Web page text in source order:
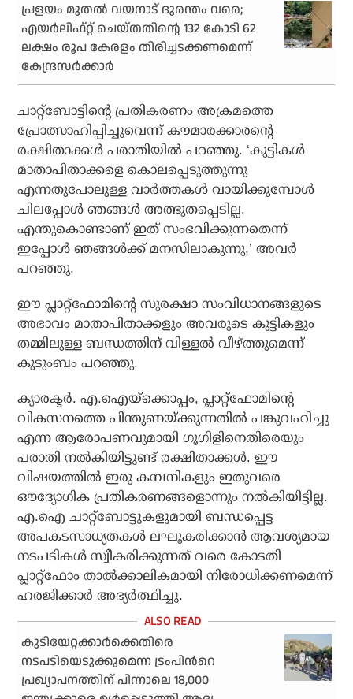
പ്രളയം മുതല്‍ വയനാട് ദുരന്തം വരെ;
എയര്‍ലിഫ്റ്റ് ചെയ്തതിന്റെ 132 കോടി 62
ലക്ഷം രൂപ കേരളം തിരിച്ചടക്കണമെന്ന്
കേന്ദ്രസര്‍ക്കാര്‍
ചാറ്റ്ബോട്ടിൻ്റെ പ്രതികരണം അക്രമത്തെ
പ്രോത്സാഹിപ്പിച്ചുവെന്ന് കൗമാരക്കാരന്റെ
രക്ഷിതാക്കൾ പരാതിയിൽ പറഞ്ഞു. ‘കുട്ടികൾ
മാതാപിതാക്കളെ കൊലപ്പെടുത്തുന്നു
എന്നതുപോലുള്ള വാർത്തകൾ വായിക്കുമ്പോൾ
ചിലപ്പോൾ ഞങ്ങൾ അത്ഭുതപ്പെടില്ല.
എന്തുകൊണ്ടാണ് ഇത് സംഭവിക്കുന്നതെന്ന്
ഇപ്പോൾ ഞങ്ങൾക്ക് മനസിലാകുന്നു,’ അവർ
പറഞ്ഞു.
ഈ പ്ലാറ്റ്‌ഫോമിൻ്റെ സുരക്ഷാ സംവിധാനങ്ങളുടെ
അഭാവം മാതാപിതാക്കളും അവരുടെ കുട്ടികളും
തമ്മിലുള്ള ബന്ധത്തിന് വിള്ളൽ വീഴ്ത്തുമെന്ന്
കുടുംബം പറഞ്ഞു.
ക്യാരക്ടർ. എ.ഐയ്‌ക്കൊപ്പം, പ്ലാറ്റ്‌ഫോമിൻ്റെ
വികസനത്തെ പിന്തുണയ്‌ക്കുന്നതിൽ പങ്കുവഹിച്ചു
എന്ന ആരോപണവുമായി ഗൂഗിളിനെതിരെയും
പരാതി നൽകിയിട്ടുണ്ട് രക്ഷിതാക്കൾ. ഈ
വിഷയത്തിൽ ഇരു കമ്പനികളും ഇതുവരെ
ഔദ്യോഗിക പ്രതികരണങ്ങളൊന്നും നൽകിയിട്ടില്ല.
എ.ഐ ചാറ്റ്ബോട്ടുകളുമായി ബന്ധപ്പെട്ട
അപകടസാധ്യതകൾ ലഘൂകരിക്കാൻ ആവശ്യമായ
നടപടികൾ സ്വീകരിക്കുന്നത് വരെ കോടതി
പ്ലാറ്റ്ഫോം താൽക്കാലികമായി നിരോധിക്കണമെന്ന്
ഹരജിക്കാർ അഭ്യർത്ഥിച്ചു.
കുടിയേറ്റക്കാർക്കെതിരെ
നടപടിയെടുക്കുമെന്ന ട്രംപിൻറെ
പ്രഖ്യാപനത്തിന് പിന്നാലെ 18,000